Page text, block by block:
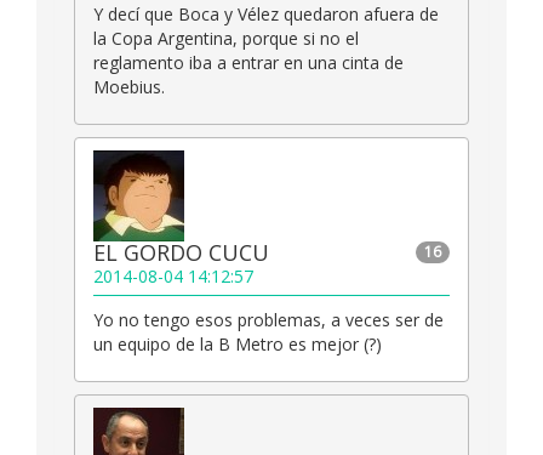
Y decí que Boca y Vélez quedaron afuera de
la Copa Argentina, porque si no el
reglamento iba a entrar en una cinta de
Moebius.
16
EL GORDO CUCU
2014-08-04 14:12:57
Yo no tengo esos problemas, a veces ser de
un equipo de la B Metro es mejor (?)